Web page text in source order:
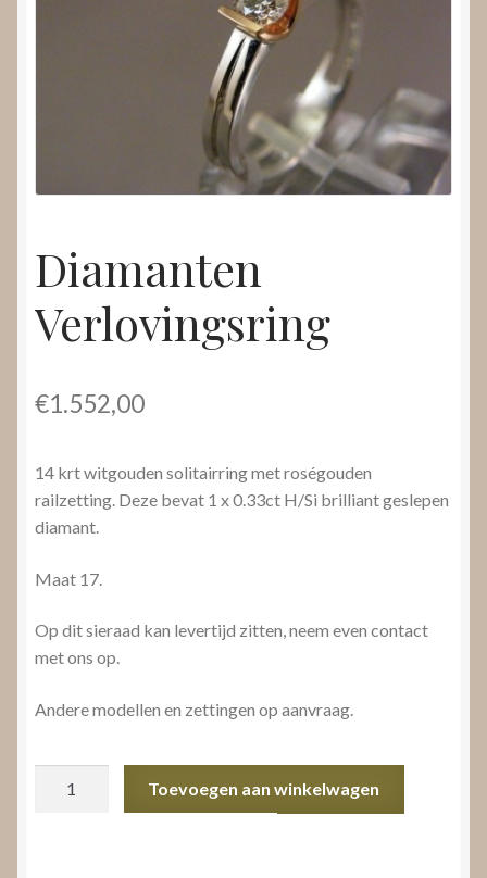
Submenu
uitvouwen
Diamanten
Verlovingsring
€1.552,00
14 krt witgouden solitairring met roségouden
railzetting. Deze bevat 1 x 0.33ct H/Si brilliant geslepen
diamant.
Maat 17.
Op dit sieraad kan levertijd zitten, neem even contact
met ons op.
Andere modellen en zettingen op aanvraag.
Toevoegen aan winkelwagen